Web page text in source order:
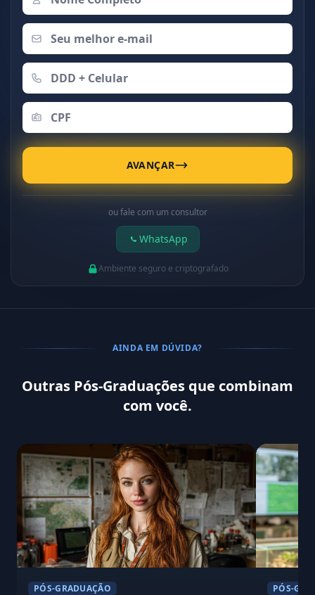
AVANÇAR
ou fale com um consultor
WhatsApp
Ambiente seguro e criptografado
AINDA EM DÚVIDA?
Outras Pós-Graduações que combinam
com você.
PÓS-GRADUAÇÃO PÓS-